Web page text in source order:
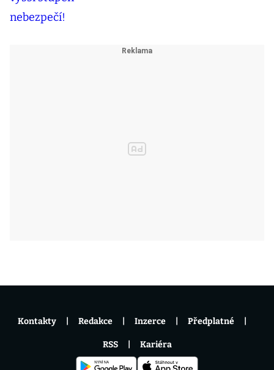
Kontakty Redakce Inzerce Předplatné
RSS Kariéra